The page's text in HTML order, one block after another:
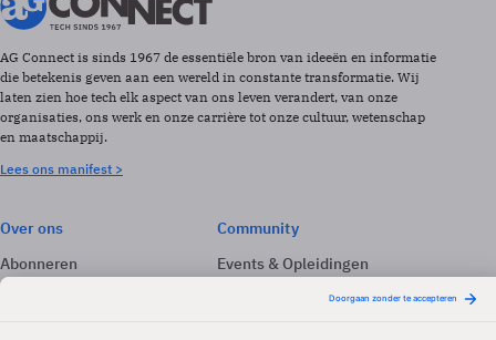
AG Connect is sinds 1967 de essentiële bron van ideeën en informatie
die betekenis geven aan een wereld in constante transformatie. Wij
laten zien hoe tech elk aspect van ons leven verandert, van onze
organisaties, ons werk en onze carrière tot onze cultuur, wetenschap
en maatschappij.
Lees ons manifest >
Over ons
Abonneren
Adverteren
Community
Events & Opleidingen